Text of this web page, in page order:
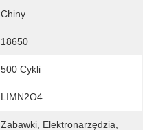
Chiny
18650
500 Cykli
LIMN2O4
Zabawki, Elektronarzędzia,